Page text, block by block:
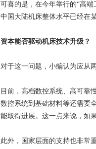
可喜的是，在今年举行的“高
中国大陆机床整体水平已经在
资本能否驱动机床技术升级？
对于这一问题，小编认为应从
目前，高档数控系统、高可靠
数控系统到基础材料等还需要
能取得进展。这一点来说，如
此外，国家层面的支持也非常